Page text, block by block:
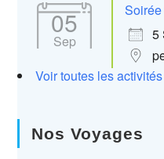
05
Sep
5
Voir toutes les activités
Nos Voyages